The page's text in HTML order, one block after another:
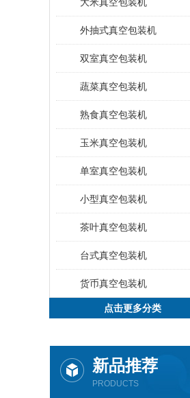
外抽式真空包装机
双室真空包装机
蔬菜真空包装机
熟食真空包装机
玉米真空包装机
单室真空包装机
小型真空包装机
茶叶真空包装机
台式真空包装机
货币真空包装机
点击更多分类
新品推荐
PRODUCTS